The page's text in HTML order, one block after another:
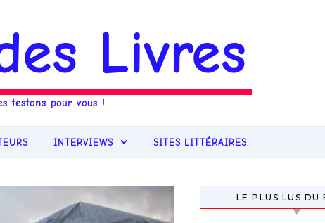
Livres
testons pour vous !
INTERVIEWS SITES LITTÉRAIRES
LE PLUS LUS DU